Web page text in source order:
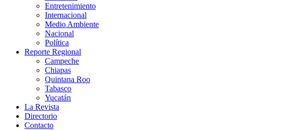
Entretenimiento
Internacional
Medio Ambiente
Nacional
Política
Reporte Regional
Campeche
Chiapas
Quintana Roo
Tabasco
Yucatán
La Revista
Directorio
Contacto